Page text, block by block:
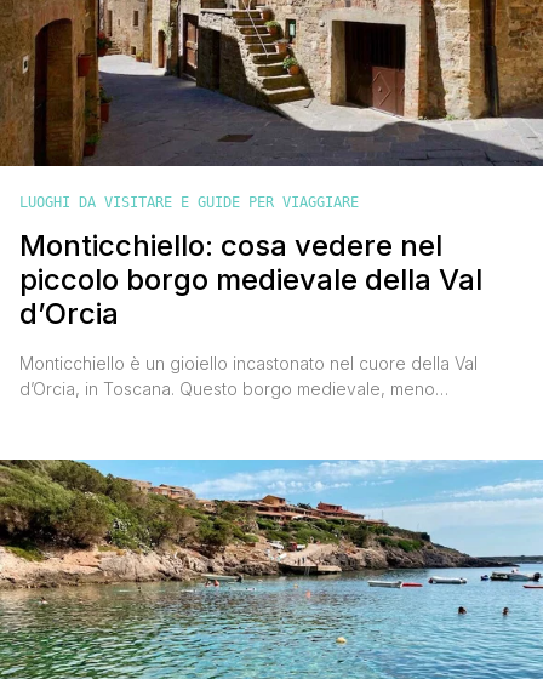
LUOGHI DA VISITARE E GUIDE PER VIAGGIARE
Monticchiello: cosa vedere nel
piccolo borgo medievale della Val
d’Orcia
Monticchiello è un gioiello incastonato nel cuore della Val
d’Orcia, in Toscana. Questo borgo medievale, meno
Io ci sono stato due volte e sono pronto a darti tutti i
suggerimenti su cosa vedere a Monticchiello e perché vale la
[']